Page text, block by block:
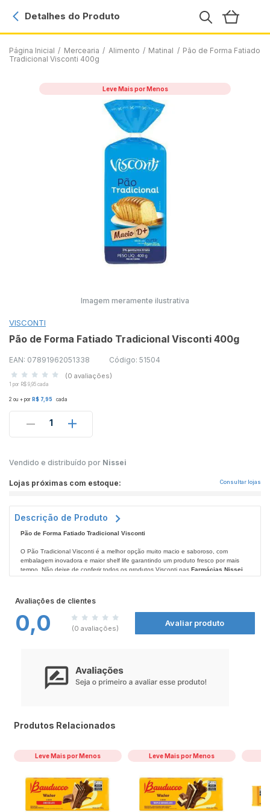
Página Inicial / Mercearia / Alimento / Matinal / Pão de Forma Fatiado
Tradicional Visconti 400g
Detalhes do Produto
Leve Mais por Menos
Imagem meramente ilustrativa
VISCONTI
Pão de Forma Fatiado Tradicional Visconti 400g
EAN: 07891962051338 Código: 51504
(0 avaliações)
1 por R$ 9,95 cada
2 ou + por R$ 7,95 cada
1
Vendido e distribuído por Nissei
Lojas próximas com estoque: Consultar lojas
Descrição de Produto
Pão de Forma Fatiado Tradicional Visconti
O Pão Tradicional Visconti é a melhor opção muito macio e saboroso, com
embalagem inovadora e maior shelf life garantindo um produto fresco por mais
tempo. Não deixe de conferir todos os produtos Visconti nas Farmácias Nissei
Avaliações de clientes
0,0 (0 avaliações)
Avaliar produto
Produtos Relacionados
Leve Mais por Menos Leve Mais por Menos